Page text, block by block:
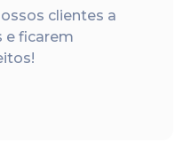
clientes a
e ficarem